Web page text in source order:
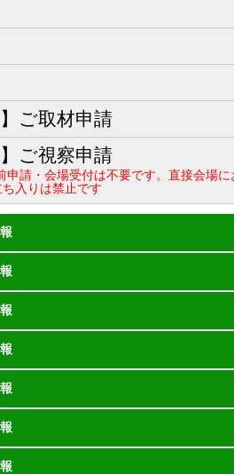
ご取材申請
ご視察申請
請・会場受付は不要です。直接会場
入りは禁止です